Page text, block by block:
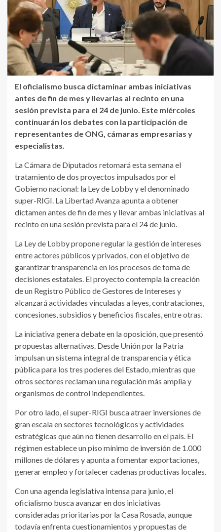
El oficialismo busca dictaminar ambas iniciativas
antes de fin de mes y llevarlas al recinto en una
sesión prevista para el 24 de junio. Este miércoles
continuarán los debates con la participación de
representantes de ONG, cámaras empresarias y
especialistas.
La Cámara de Diputados retomará esta semana el
tratamiento de dos proyectos impulsados por el
Gobierno nacional: la Ley de Lobby y el denominado
super-RIGI. La Libertad Avanza apunta a obtener
dictamen antes de fin de mes y llevar ambas iniciativas al
recinto en una sesión prevista para el 24 de junio.
La Ley de Lobby propone regular la gestión de intereses
entre actores públicos y privados, con el objetivo de
garantizar transparencia en los procesos de toma de
decisiones estatales. El proyecto contempla la creación
de un Registro Público de Gestores de Intereses y
alcanzará actividades vinculadas a leyes, contrataciones,
concesiones, subsidios y beneficios fiscales, entre otras.
La iniciativa genera debate en la oposición, que presentó
propuestas alternativas. Desde Unión por la Patria
impulsan un sistema integral de transparencia y ética
pública para los tres poderes del Estado, mientras que
otros sectores reclaman una regulación más amplia y
organismos de control independientes.
Por otro lado, el super-RIGI busca atraer inversiones de
gran escala en sectores tecnológicos y actividades
estratégicas que aún no tienen desarrollo en el país. El
régimen establece un piso mínimo de inversión de 1.000
millones de dólares y apunta a fomentar exportaciones,
generar empleo y fortalecer cadenas productivas locales.
Con una agenda legislativa intensa para junio, el
oficialismo busca avanzar en dos iniciativas
consideradas prioritarias por la Casa Rosada, aunque
todavía enfrenta cuestionamientos y propuestas de